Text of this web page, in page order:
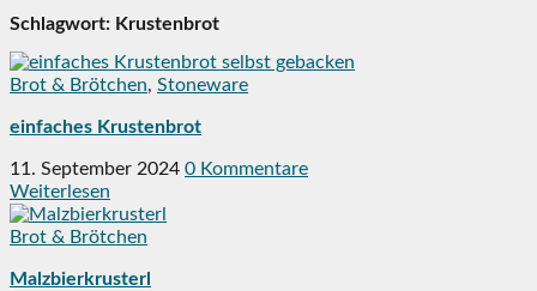
Schlagwort: Krustenbrot
Brot & Brötchen, Stoneware
einfaches Krustenbrot
11. September 2024 0 Kommentare
Weiterlesen
Brot & Brötchen
Malzbierkrusterl